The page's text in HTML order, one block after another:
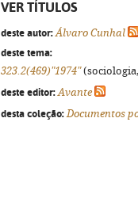
VER TÍTULOS
deste autor: Álvaro Cunhal
deste tema:
323.2(469)"1974"
deste editor: Avante
desta coleção: Documentos